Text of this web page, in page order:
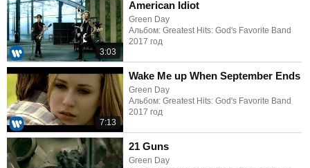
3:03
American Idiot
Green Day
Альбом: Greatest Hits: God's Favorite Band
2017 год
7:13
Wake Me up When September Ends
Green Day
Альбом: Greatest Hits: God's Favorite Band
2017 год
21 Guns
Green Day